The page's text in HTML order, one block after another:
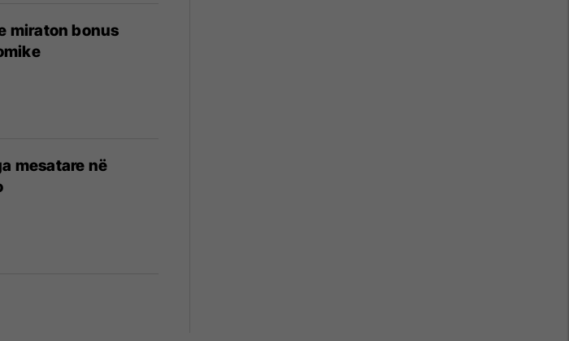
miraton bonus
mesatare në